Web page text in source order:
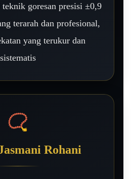
goresan presisi ±0,9
terarah dan profesional,
yang terukur dan
sistematis
📿
Rohani